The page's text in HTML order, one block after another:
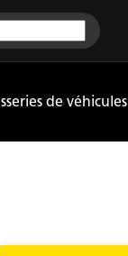
de véhicules